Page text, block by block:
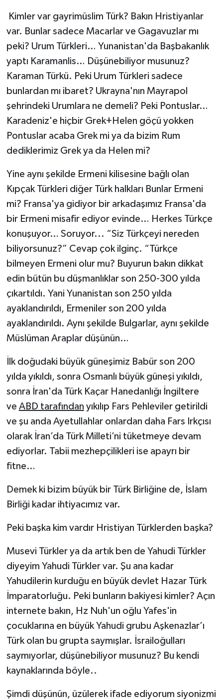
Kimler var gayrimüslim Türk? Bakın Hristiyanlar
var. Bunlar sadece Macarlar ve Gagavuzlar mı
peki? Urum Türkleri… Yunanistan'da Başbakanlık
yaptı Karamanlis… Düşünebiliyor musunuz?
Karaman Türkü. Peki Urum Türkleri sadece
bunlardan mı ibaret? Ukrayna'nın Mayrapol
şehrindeki Urumlara ne demeli? Peki Pontuslar…
Karadeniz'e hiçbir Grek+Helen göçü yokken
Pontuslar acaba Grek mi ya da bizim Rum
dediklerimiz Grek ya da Helen mi?
Yine aynı şekilde Ermeni kilisesine bağlı olan
Kıpçak Türkleri diğer Türk halkları Bunlar Ermeni
mi? Fransa'ya gidiyor bir arkadaşımız Fransa'da
bir Ermeni misafir ediyor evinde… Herkes Türkçe
konuşuyor… Soruyor... “Siz Türkçeyi nereden
biliyorsunuz?” Cevap çok ilginç. “Türkçe
bilmeyen Ermeni olur mu? Buyurun bakın dikkat
edin bütün bu düşmanlıklar son 250-300 yılda
çıkartıldı. Yani Yunanistan son 250 yılda
ayaklandırıldı, Ermeniler son 200 yılda
ayaklandırıldı. Aynı şekilde Bulgarlar, aynı şekilde
Müslüman Araplar düşünün…
İlk doğudaki büyük güneşimiz Babür son 200
yılda yıkıldı, sonra Osmanlı büyük güneşi yıkıldı,
sonra İran'da Türk Kaçar Hanedanlığı İngiltere
ve ABD tarafından yıkılıp Fars Pehleviler getirildi
ve şu anda Ayetullahlar onlardan daha Fars Irkçısı
olarak İran’da Türk Milleti’ni tüketmeye devam
ediyorlar. Tabii mezhepçilikleri ise apayrı bir
fitne…
Demek ki bizim büyük bir Türk Birliğine de, İslam
Birliği kadar ihtiyacımız var.
Peki başka kim vardır Hristiyan Türklerden başka?
Musevi Türkler ya da artık ben de Yahudi Türkler
diyeyim Yahudi Türkler var. Şu ana kadar
Yahudilerin kurduğu en büyük devlet Hazar Türk
İmparatorluğu. Peki bunların bakiyesi kimler? Açın
internete bakın, Hz Nuh'un oğlu Yafes'in
çocuklarına en büyük Yahudi grubu Aşkenazlar’ı
Türk olan bu grupta saymışlar. İsrailoğulları
saymıyorlar, düşünebiliyor musunuz? Bu kendi
kaynaklarında böyle..
Şimdi düşünün, üzülerek ifade ediyorum siyonizmi